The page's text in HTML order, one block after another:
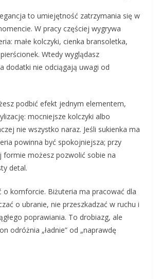
to umiejętność zatrzymania się w
W pracy częściej wygrywa
małe kolczyki, cienka bransoletka,
Wtedy wyglądasz
dodatki nie odciągają uwagi od
podbić efekt jednym elementem,
mocniejsze kolczyki albo
nie wszystko naraz. Jeśli sukienka ma
powinna być spokojniejsza; przy
formie możesz pozwolić sobie na
detal.
o komforcie. Biżuteria ma pracować dla
o ubranie, nie przeszkadzać w ruchu i
poprawiania. To drobiazg, ale
odróżnia „ładnie” od „naprawdę